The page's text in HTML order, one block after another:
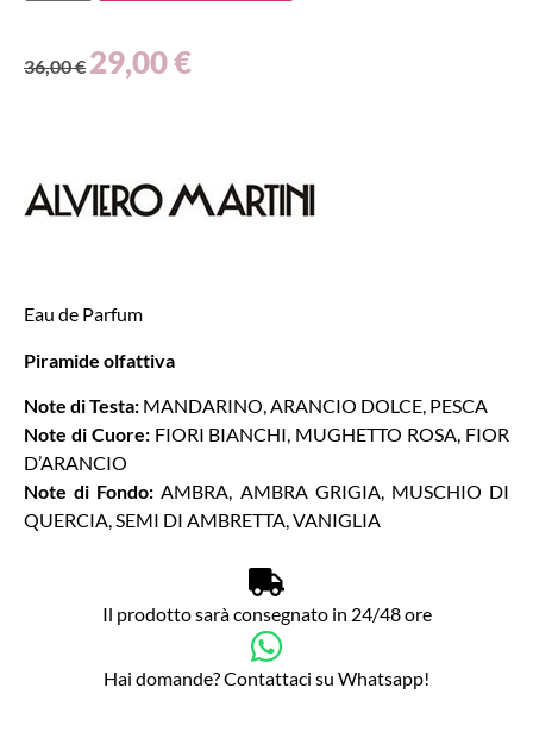
36,00€ 29,00€
Eau de Parfum
Piramide olfattiva
Note di Testa: MANDARINO, ARANCIO DOLCE, PESCA
Note di Cuore: FIORI BIANCHI, MUGHETTO ROSA, FIOR
D’ARANCIO
Note di Fondo:AMBRA, AMBRA GRIGIA, MUSCHIO DI
QUERCIA, SEMI DI AMBRETTA, VANIGLIA
Il prodotto sarà consegnato in 24/48 ore
Hai domande? Contattaci su Whatsapp!